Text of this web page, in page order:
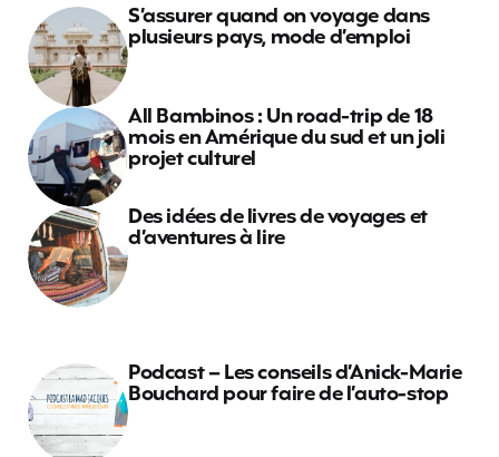
S’assurer quand on voyage dans
plusieurs pays, mode d’emploi
All Bambinos : Un road-trip de 18
mois en Amérique du sud et un joli
projet culturel
Des idées de livres de voyages et
d’aventures à lire
Podcast – Les conseils d’Anick-Marie
Bouchard pour faire de l’auto-stop